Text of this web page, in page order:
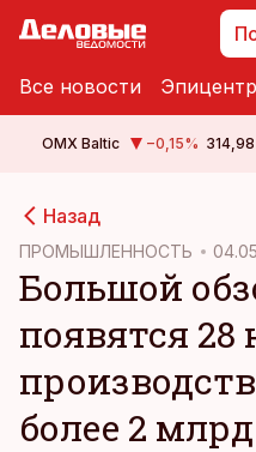
Все новости Эпицентр
OMX Baltic −0,15% 314,98
Назад
ПРОМЫШЛЕННОСТЬ
Большой
появятся 28
более 2